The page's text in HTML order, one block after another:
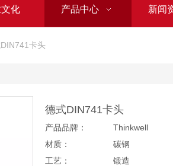
化 产品中心 新闻
卡头
德式DIN741卡头
产品品牌：
Thinkwell
材质：
碳钢
工艺：
锻造